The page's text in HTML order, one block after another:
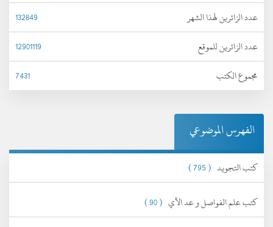
عدد الزائرين لهذا الشهر
132849
عدد الزائرين للموقع
12901119
مجموع الكتب
7431
الفهرس الموضوعي
كتب التجويد ( 795 )
كتب علم الفواصل و عد الآي ( 90 )